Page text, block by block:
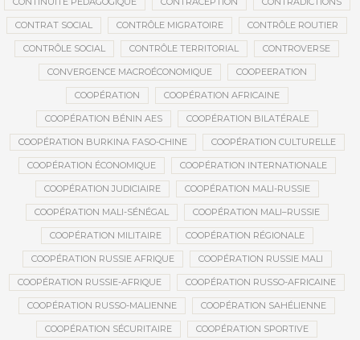
CONTRAT SOCIAL CONTRÔLE MIGRATOIRE CONTRÔLE ROUTIER
CONTRÔLE SOCIAL CONTRÔLE TERRITORIAL CONTROVERSE
CONVERGENCE MACROÉCONOMIQUE COOPEERATION
COOPÉRATION COOPÉRATION AFRICAINE
COOPÉRATION BÉNIN AES COOPÉRATION BILATÉRALE
COOPÉRATION BURKINA FASO-CHINE COOPÉRATION CULTURELLE
COOPÉRATION ÉCONOMIQUE COOPÉRATION INTERNATIONALE
COOPÉRATION JUDICIAIRE COOPÉRATION MALI-RUSSIE
COOPÉRATION MALI-SÉNÉGAL COOPÉRATION MALI–RUSSIE
COOPÉRATION MILITAIRE COOPÉRATION RÉGIONALE
COOPÉRATION RUSSIE AFRIQUE COOPÉRATION RUSSIE MALI
COOPÉRATION RUSSIE-AFRIQUE COOPÉRATION RUSSO-AFRICAINE
COOPÉRATION RUSSO-MALIENNE COOPÉRATION SAHÉLIENNE
COOPÉRATION SÉCURITAIRE COOPÉRATION SPORTIVE